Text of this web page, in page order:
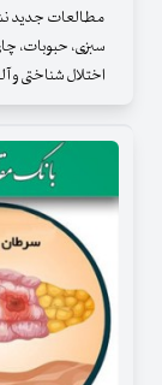
مطالعات جدید
سبزی، حبوبات،
اختلال شناختی و